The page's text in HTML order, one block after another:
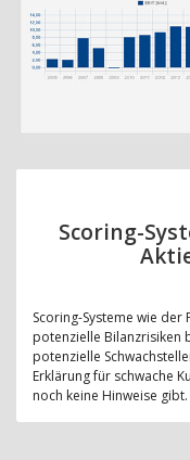
Scoring-
Scoring-Systeme wie
potenzielle Bilanzrisiken
potenzielle
Erklärung für schwache
noch keine Hinweise gibt.